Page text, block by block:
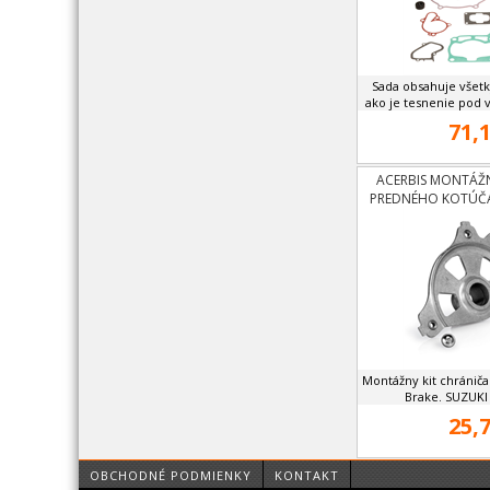
Sada obsahuje
ako je tesnenie pod
ACERBIS
PREDNÉHO
Montážny kit
Brake.
OBCHODNÉ PODMIENKY KONTAKT